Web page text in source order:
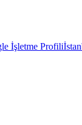
İşletme Profili